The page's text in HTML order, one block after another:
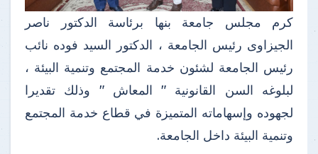
كرم مجلس جامعة بنها برئاسة الدكتور ناصر
الجيزاوى رئيس الجامعة ، الدكتور السيد فوده نائب
رئيس الجامعة لشئون خدمة المجتمع وتنمية البيئة ،
لبلوغه السن القانونية " المعاش " وذلك تقديرا
لجهوده وإسهاماته المتميزة في قطاع خدمة المجتمع
وتنمية البيئة داخل الجامعة.